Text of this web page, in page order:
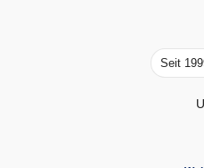
Seit